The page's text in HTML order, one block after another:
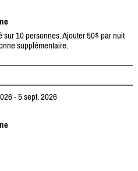
sur 10 personnes. Ajouter 50$ par nuit
supplémentaire.
- 5 sept. 2026